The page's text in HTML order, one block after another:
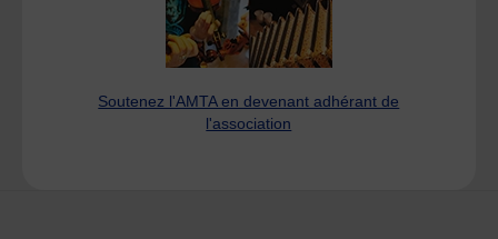
Soutenez l'AMTA en devenant adhérant de
l'association